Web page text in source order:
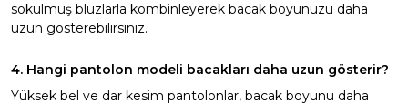
sokulmuş bluzlarla kombinleyerek bacak boyunuzu daha
uzun gösterebilirsiniz.
4. Hangi pantolon modeli bacakları daha uzun gösterir?
Yüksek bel ve dar kesim pantolonlar, bacak boyunu daha